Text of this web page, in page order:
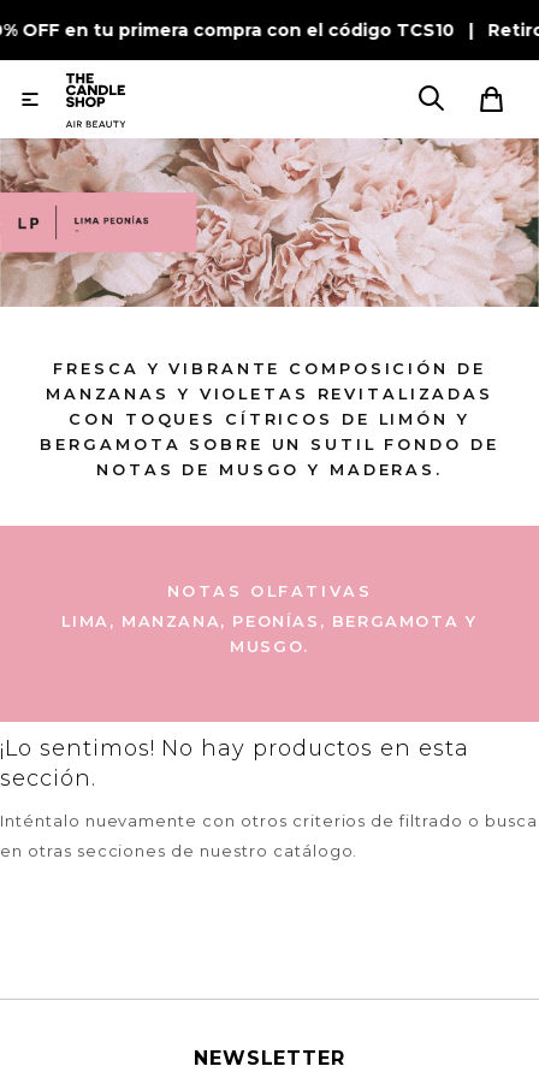
OFF en tu primera compra con el código TCS10 |

FRESCA Y VIBRANTE COMPOSICIÓN DE
MANZANAS Y VIOLETAS REVITALIZADAS
CON TOQUES CÍTRICOS DE LIMÓN Y
BERGAMOTA SOBRE UN SUTIL FONDO DE
NOTAS DE MUSGO Y MADERAS.
NOTAS OLFATIVAS
LIMA, MANZANA, PEONÍAS, BERGAMOTA Y
MUSGO.
¡Lo sentimos! No hay productos en esta
sección.
Inténtalo nuevamente con otros criterios de filtrado o busca
en otras secciones de nuestro catálogo.
NEWSLETTER